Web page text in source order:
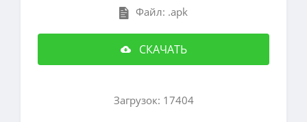
Файл: .apk
СКАЧАТЬ
Загрузок: 17404